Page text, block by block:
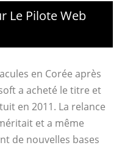
Le Pilote Web
en Corée après
a acheté le titre et
en 2011. La relance
et a même
de nouvelles bases